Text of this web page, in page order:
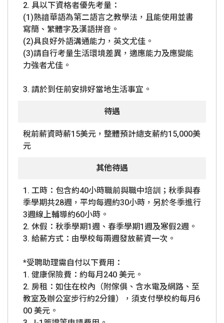
2. 具以下資格者優先考量：
(1)熟諳華語為第二語言之教學法，且能使用並書
寫簡、繁體字及漢語拼音。
(2)具良好外語溝通能力，英文尤佳。
(3)請自行考量生活環境差異，適應能力及應變能
力強者尤佳。
3. 請於到任前安排好當地生活事宜。
待遇
稅前薪資時薪15美元，整體預計總支薪約15,000美
元
其他待遇
1. 工時：包含約40小時職前與職中培訓；秋季與春
季學期共28週，平均每週約30小時，另於冬季進行
3週線上輔導約60小時。
2. 休假：秋季學期1週、春季學期1週及寒假2週。
3. 給薪方式：由學校每兩週發放薪資一次。
*受聘助理需自付以下費用：
1. 健康保險費：約每月240 美元。
2. 房租：如住在校內（附傢俱、含水電及網路、至
教室及辦公室步行約2分鐘），須支付學校約每月6
00 美元。